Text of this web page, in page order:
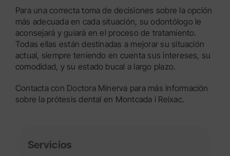
Para una correcta toma de decisiones sobre la opción
más adecuada en cada situación, su odontólogo le
aconsejará y guiará en el proceso de tratamiento.
Todas ellas están destinadas a mejorar su situación
actual, siempre teniendo en cuenta sus intereses, su
comodidad, y su estado bucal a largo plazo.
Contacta con Doctora Minerva para más información
sobre la prótesis dental en Montcada i Reixac.
Servicios